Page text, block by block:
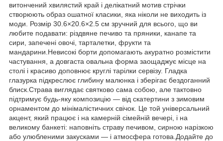
витончений хвилястий край і делікатний мотив стрічки
створюють образ ошатної класики, яка ніколи не виходить із
моди. Розмір 30.6×20.6×2.5 см зручний для всього, що ви
любите подавати: різдвяне печиво та пряники, канапе та
сири, запечені овочі, тарталетки, фрукти та
мандарини.Невисокі борти допомагають акуратно розмістити
частування, а довгаста овальна форма заощаджує місце на
столі і красиво доповнює круглі тарілки сервізу. Гладка
глазурка підкреслює глибину малюнка і зберігає бездоганний
блиск.Страва виглядає святково сама собою, але тактовно
підтримує будь-яку композицію — від скатертини з зимовим
орнаментом до мінімалістичних свічок. Це той універсальний
акцент, який працює і на камерній сімейній вечері, і на
великому банкеті: наповніть страву печивом, сирною нарізкою
або улюбленими закусками — і атмосфера готова.Додайте до